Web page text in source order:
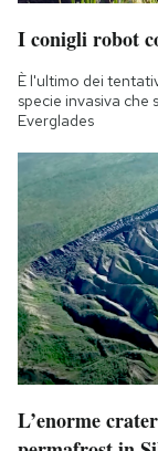
I conigli robot
È l'ultimo dei
specie invasiva che
Everglades
L’enorme